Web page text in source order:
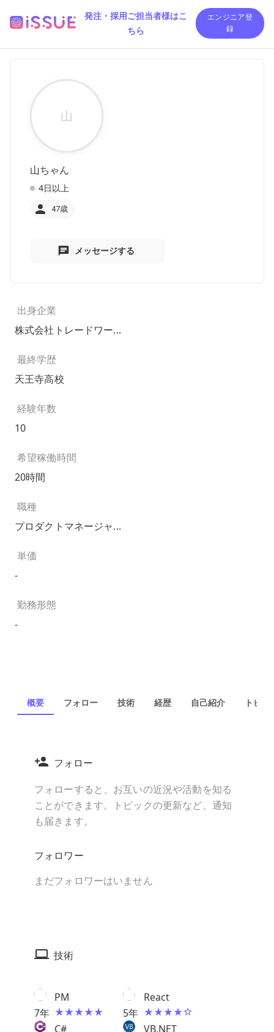
発注・採用ご担当者様はこ
ちら
エンジニア登
録
山
山ちゃん
4日以上
47歳
メッセージする
出身企業
株式会社トレードワー...
最終学歴
天王寺高校
経験年数
10
希望稼働時間
20時間
職種
プロダクトマネージャ...
単価
-
勤務形態
-
概要 フォロー 技術 経歴 自己紹介 トピッ
フォロー
フォローすると、お互いの近況や活動を知る
ことができます。トピックの更新など、通知
も届きます。
フォロワー
まだフォロワーはいません
技術
7年
PM
5年
React
C#
VB.NET